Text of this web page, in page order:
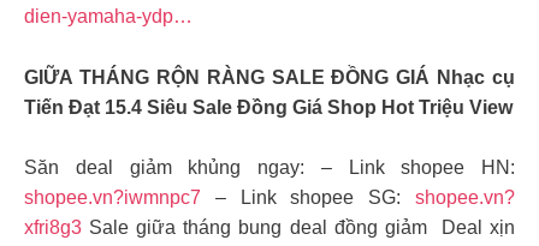
dien-yamaha-ydp…
GIỮA THÁNG RỘN RÀNG SALE ĐỒNG GIÁ️ Nhạc cụ
Tiến Đạt 15.4 Siêu Sale Đồng Giá Shop Hot Triệu View
Săn deal giảm khủng ngay: – Link shopee HN:
shopee.vn?iwmnpc7 – Link shopee SG: shopee.vn?
xfri8g3 Sale giữa tháng bung deal đồng giảm ️ Deal xịn